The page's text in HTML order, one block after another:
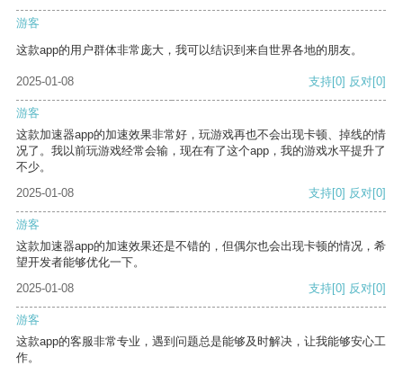
游客
这款app的用户群体非常庞大，我可以结识到来自世界各地的朋友。
2025-01-08 支持[0] 反对[0]
游客
这款加速器app的加速效果非常好，玩游戏再也不会出现卡顿、掉线的情
况了。我以前玩游戏经常会输，现在有了这个app，我的游戏水平提升了
不少。
2025-01-08
支持[0] 反对[0]
游客
这款加速器app的加速效果还是不错的，但偶尔也会出现卡顿的情况，希
望开发者能够优化一下。
2025-01-08
支持[0] 反对[0]
游客
这款app的客服非常专业，遇到问题总是能够及时解决，让我能够安心工
作。